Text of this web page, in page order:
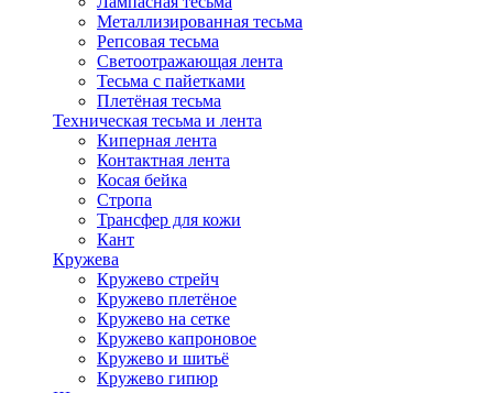
Металлизированная тесьма
Репсовая тесьма
Светоотражающая лента
Тесьма с пайетками
Плетёная тесьма
Техническая тесьма и лента
Киперная лента
Контактная лента
Косая бейка
Стропа
Трансфер для кожи
Кант
Кружева
Кружево стрейч
Кружево плетёное
Кружево на сетке
Кружево капроновое
Кружево и шитьё
Кружево гипюр